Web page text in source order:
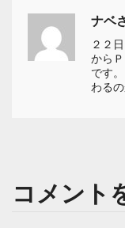
ナベ
２２
から
です
わる
コメント